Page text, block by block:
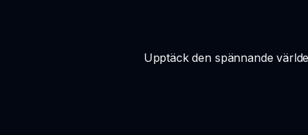
Upptäck den spännande